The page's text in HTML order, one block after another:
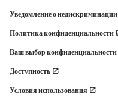
Уведомление о недискриминации
Политика конфиденциальности
Ваш выбор конфиденциальности
Доступность
Условия использования